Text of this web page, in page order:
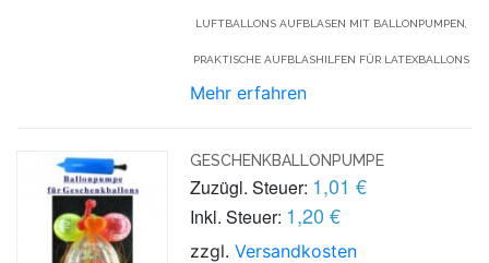
LUFTBALLONS AUFBLASEN MIT BALLONPUMPEN,
PRAKTISCHE AUFBLASHILFEN FÜR LATEXBALLONS
Mehr erfahren
GESCHENKBALLONPUMPE
Zuzügl. Steuer: 1,01 €
Inkl. Steuer: 1,20 €
zzgl.Versandkosten